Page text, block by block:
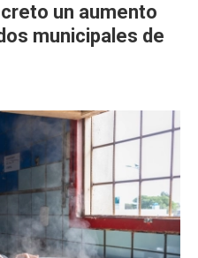
un aumento
municipales de